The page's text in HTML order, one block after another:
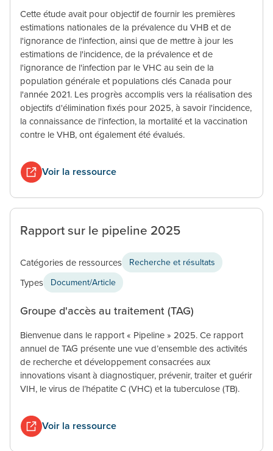
Cette étude avait pour objectif de fournir les premières
estimations nationales de la prévalence du VHB et de
l'ignorance de l'infection, ainsi que de mettre à jour les
estimations de l'incidence, de la prévalence et de
l'ignorance de l'infection par le VHC au sein de la
population générale et populations clés Canada pour
l'année 2021. Les progrès accomplis vers la réalisation des
objectifs d'élimination fixés pour 2025, à savoir l'incidence,
la connaissance de l'infection, la mortalité et la vaccination
contre le VHB, ont également été évalués.
Voir la ressource
Rapport sur le pipeline 2025
Catégories de ressources Recherche et résultats
Types Document/Article
Groupe d'accès au traitement (TAG)
Bienvenue dans le rapport « Pipeline » 2025. Ce rapport
annuel de TAG présente une vue d’ensemble des activités
de recherche et développement consacrées aux
innovations visant à diagnostiquer, prévenir, traiter et guérir
VIH, le virus de l’hépatite C (VHC) et la tuberculose (TB).
Voir la ressource